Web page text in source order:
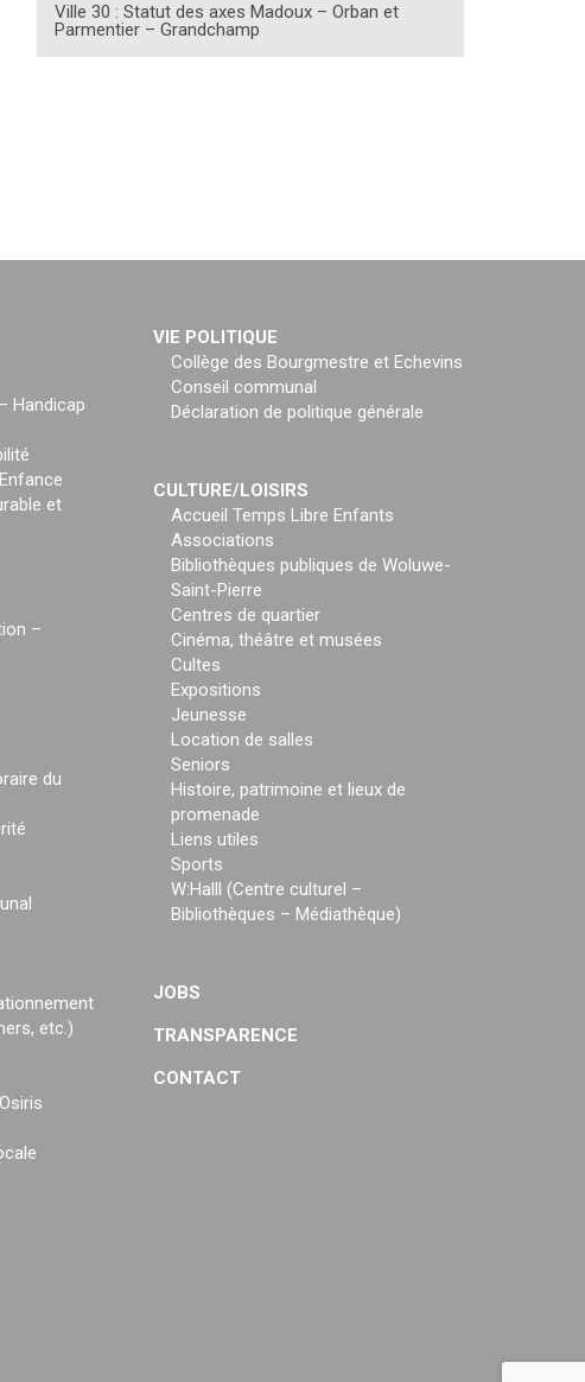
Ville 30 : Statut des axes Madoux – Orban et
Parmentier – Grandchamp
Handicap
et
–
du
etc.)
VIE POLITIQUE
Collège des Bourgmestre et Echevins
Conseil communal
Déclaration de politique générale
CULTURE/LOISIRS
Accueil Temps Libre Enfants
Associations
Bibliothèques publiques de Woluwe-
Saint-Pierre
Centres de quartier
Cinéma, théâtre et musées
Cultes
Expositions
Jeunesse
Location de salles
Seniors
Histoire, patrimoine et lieux de
promenade
Liens utiles
Sports
W:Halll (Centre culturel –
Bibliothèques – Médiathèque)
JOBS
TRANSPARENCE
CONTACT